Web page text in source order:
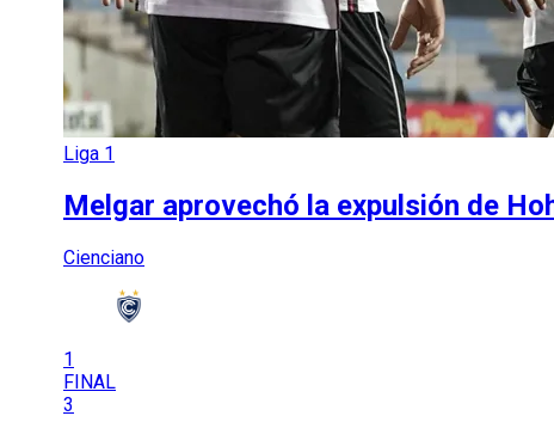
Liga 1
Melgar aprovechó la expulsión de
Cienciano
1
FINAL
3